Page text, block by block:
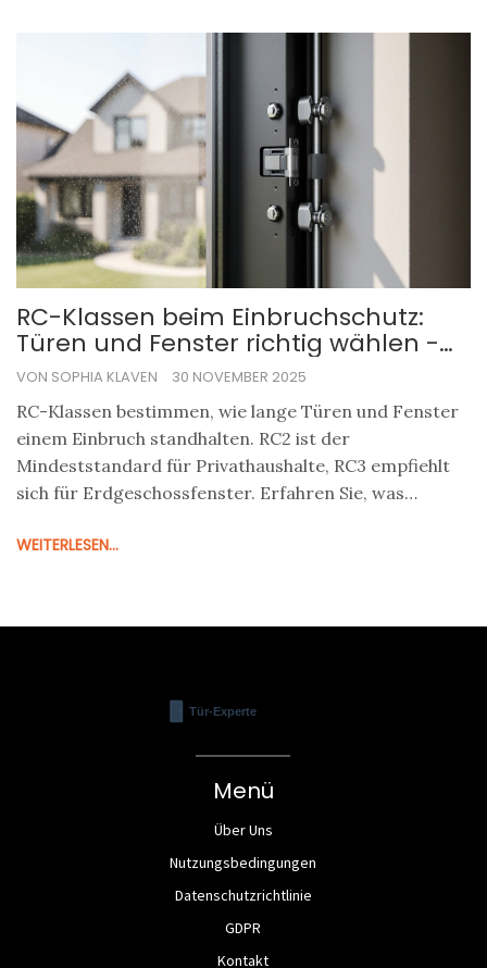
RC-Klassen beim Einbruchschutz:
Türen und Fenster richtig wählen -
Was wirklich schützt
VON SOPHIA KLAVEN 30 NOVEMBER 2025
RC-Klassen bestimmen, wie lange Türen und Fenster
einem Einbruch standhalten. RC2 ist der
Mindeststandard für Privathaushalte, RC3 empfiehlt
sich für Erdgeschossfenster. Erfahren Sie, was
WEITERLESEN...
Menü
Über Uns
Nutzungsbedingungen
Datenschutzrichtlinie
GDPR
Kontakt